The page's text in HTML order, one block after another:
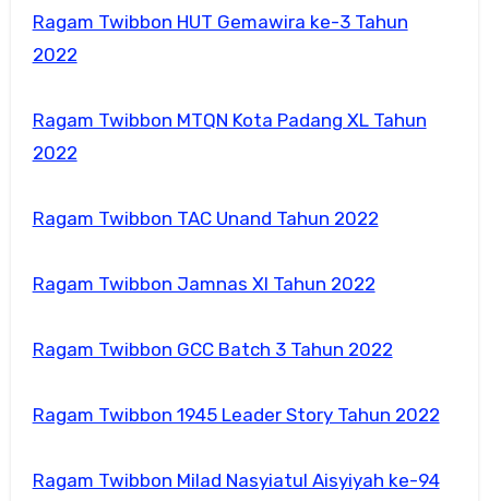
Ragam Twibbon HUT Gemawira ke-3 Tahun
2022
Ragam Twibbon MTQN Kota Padang XL Tahun
2022
Ragam Twibbon TAC Unand Tahun 2022
Ragam Twibbon Jamnas XI Tahun 2022
Ragam Twibbon GCC Batch 3 Tahun 2022
Ragam Twibbon 1945 Leader Story Tahun 2022
Ragam Twibbon Milad Nasyiatul Aisyiyah ke-94